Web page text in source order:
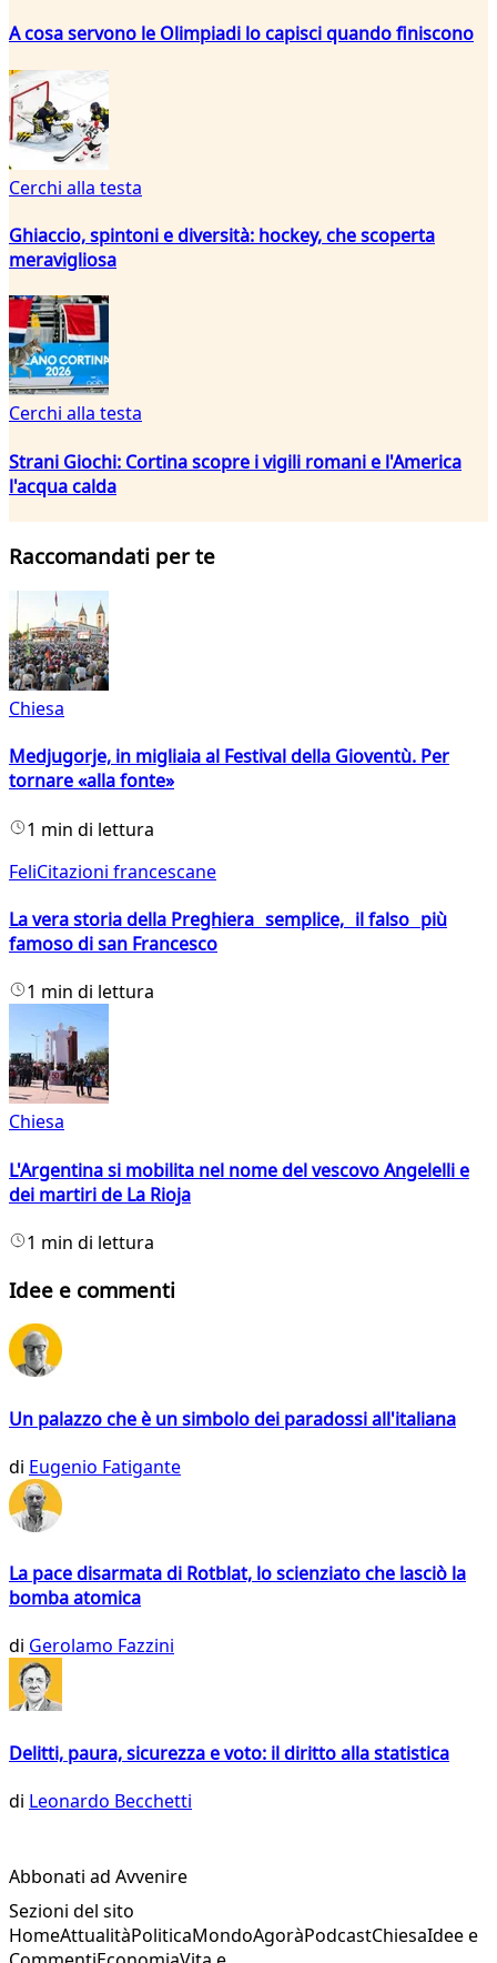
A cosa servono le Olimpiadi lo capisci quando finiscono
Cerchi alla testa
Ghiaccio, spintoni e diversità: hockey, che scoperta
meravigliosa
Cerchi alla testa
Strani Giochi: Cortina scopre i vigili romani e l'America
l'acqua calda
Raccomandati per te
Chiesa
Medjugorje, in migliaia al Festival della Gioventù. Per
tornare «alla fonte»
1 min di lettura
FeliCitazioni francescane
La vera storia della Preghiera semplice, il falso più
famoso di san Francesco
1 min di lettura
Chiesa
L'Argentina si mobilita nel nome del vescovo Angelelli e
dei martiri de La Rioja
1 min di lettura
Idee e commenti
Un palazzo che è un simbolo dei paradossi all'italiana
di Eugenio Fatigante
La pace disarmata di Rotblat, lo scienziato che lasciò la
bomba atomica
di Gerolamo Fazzini
Delitti, paura, sicurezza e voto: il diritto alla statistica
di Leonardo Becchetti
Abbonati ad Avvenire
Sezioni del sito
HomeAttualitàPoliticaMondoAgoràPodcastChiesaIdee e